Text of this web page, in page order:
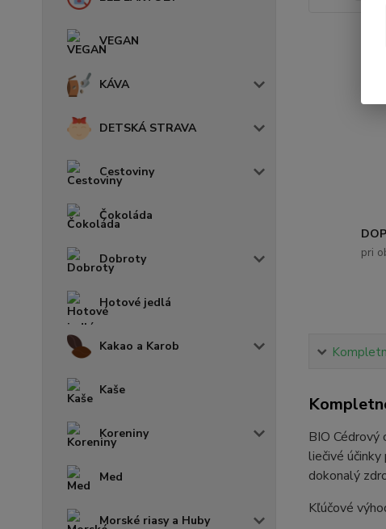
VEGAN
KÁVA
DETSKÁ STRAVA
Cestoviny
Čokoláda
Dobroty
Hotové jedlá
Kakao a Karob
Kaše
Koreniny
Med
Morské riasy a Huby
pri
BIO Cédrový
liečivé
dokonalý
Kľúčové